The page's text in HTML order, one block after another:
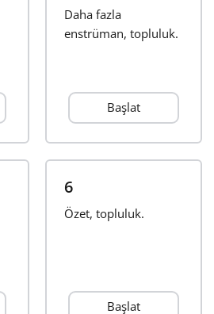
Daha fazla
enstrüman, topluluk.
Başlat
6
Özet, topluluk.
Başlat